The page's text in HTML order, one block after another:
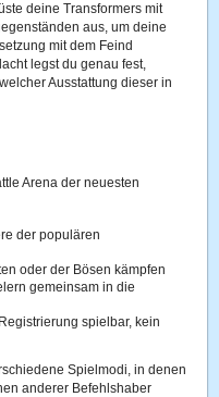
deine Transformers mit
aus, um deine
mit dem Feind
legst du genau fest,
Ausstattung dieser in
Arena der neuesten
der populären
oder der Bösen kämpfen
gemeinsam in die
spielbar, kein
Spielmodi, in denen
anderer Befehlshaber